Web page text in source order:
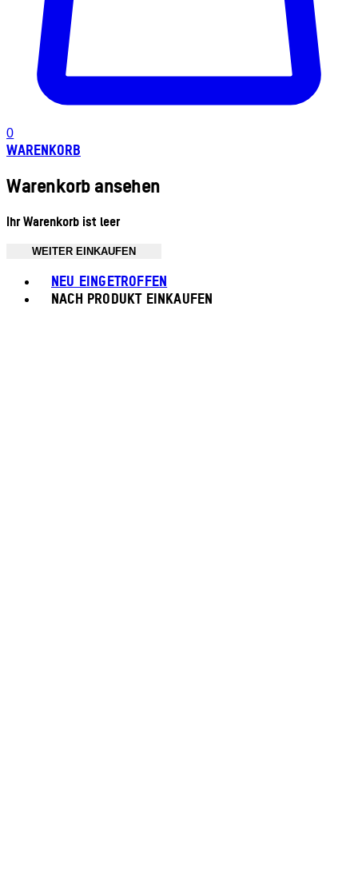
0
WARENKORB
Warenkorb ansehen
Ihr Warenkorb ist leer
WEITER EINKAUFEN
NEU EINGETROFFEN
NACH PRODUKT EINKAUFEN